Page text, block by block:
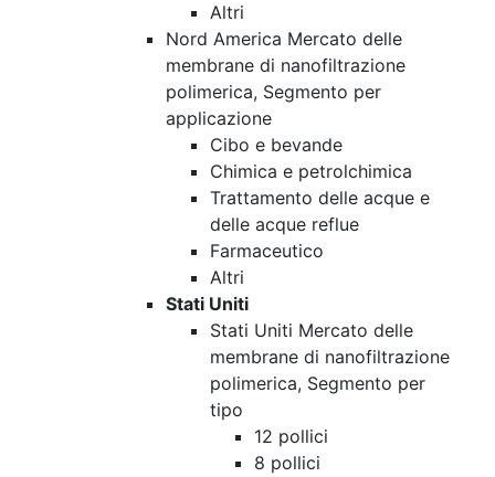
Altri
Nord America Mercato delle
membrane di nanofiltrazione
polimerica, Segmento per
applicazione
Cibo e bevande
Chimica e petrolchimica
Trattamento delle acque e
delle acque reflue
Farmaceutico
Altri
Stati Uniti
Stati Uniti Mercato delle
membrane di nanofiltrazione
polimerica, Segmento per
tipo
12 pollici
8 pollici